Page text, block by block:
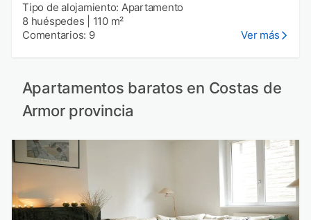
Tipo de alojamiento: Apartamento
8 huéspedes
110 m²
Comentarios: 9
Ver más
Apartamentos baratos en Costas de
Armor provincia